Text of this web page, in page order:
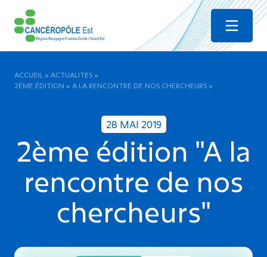
Menu
ACCUEIL » ACTUALITES »
2ÈME ÉDITION « A LA RENCONTRE DE NOS CHERCHEURS »
28 MAI 2019
2ème édition "A la
rencontre de nos
chercheurs"